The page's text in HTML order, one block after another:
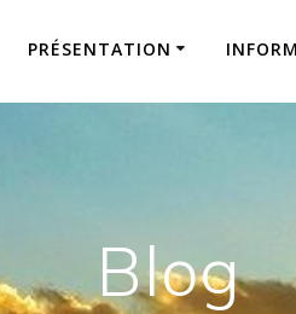
PRÉSENTATION
Blog